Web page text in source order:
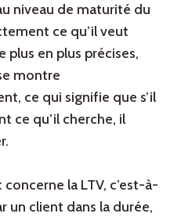
niveau de maturité du
ce qu’il veut
en plus précises,
montre
ce qui signifie que s’il
ce qu’il cherche, il
la LTV, c’est-à-
un client dans la durée,